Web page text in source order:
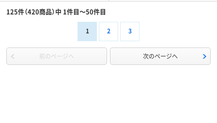
125件（420商品）中 1件目～50件目
1 2 3
前のページへ 次のページへ